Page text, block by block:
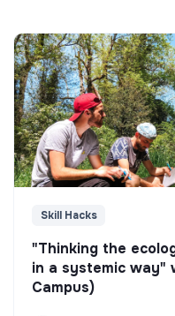
Skill Hacks
"Thinking the
in a systemic way"
Campus)